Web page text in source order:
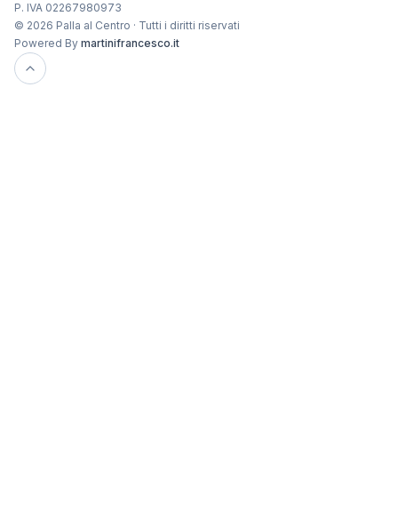
P. IVA 02267980973
© 2026 Palla al Centro · Tutti i diritti riservati
Powered By martinifrancesco.it